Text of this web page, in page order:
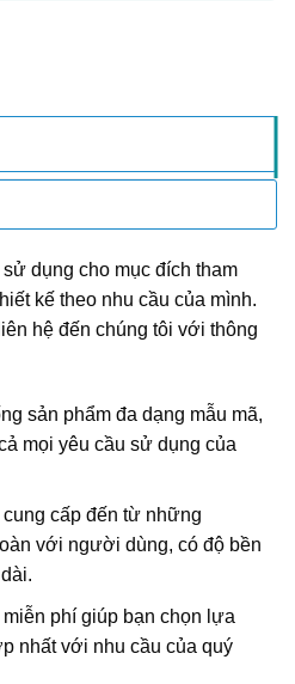
dụng cho mục đích tham
kế theo nhu cầu của mình.
hệ đến chúng tôi với thông
sản phẩm đa dạng mẫu mã,
mọi yêu cầu sử dụng của
cấp đến từ những
với người dùng, có độ bền
phí giúp bạn chọn lựa
nhất với nhu cầu của quý